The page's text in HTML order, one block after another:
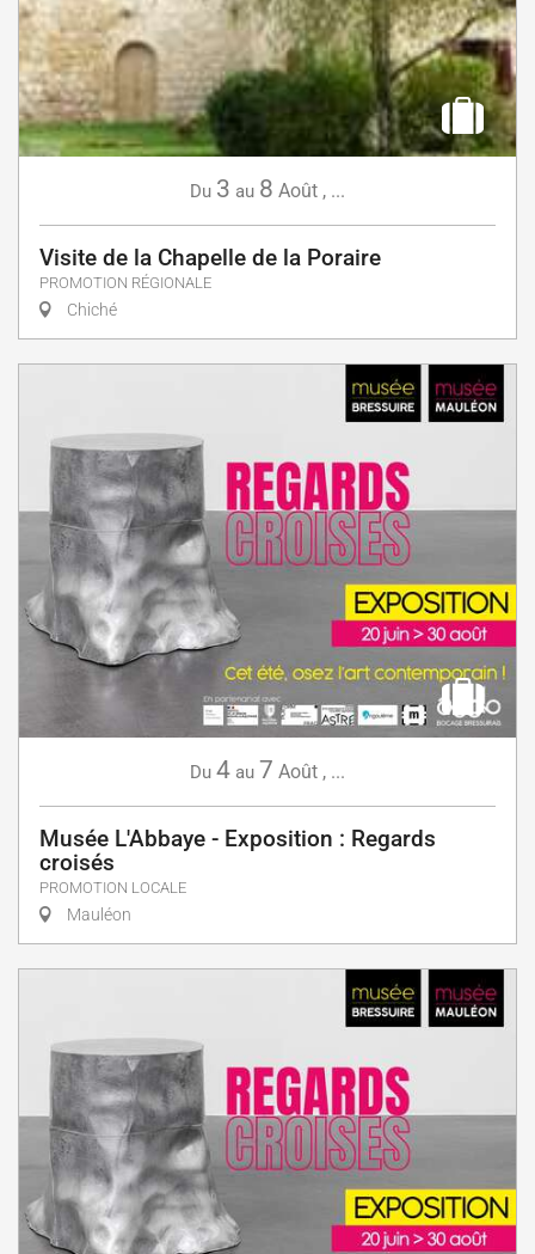
Du 3 au 8 Août , ...
Visite de la Chapelle de la Poraire
PROMOTION RÉGIONALE
Chiché
Du 4 au 7 Août , ...
Musée L'Abbaye - Exposition : Regards
croisés
PROMOTION LOCALE
Mauléon